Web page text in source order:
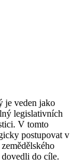
je veden jako
legislativních
V tomto
postupovat v
dovedli do cíle.